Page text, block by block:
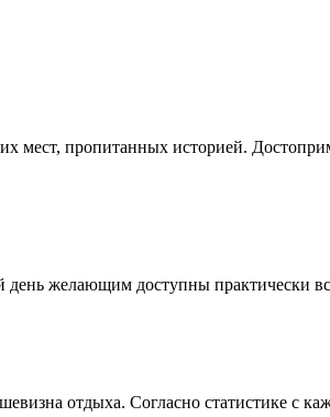
мест, пропитанных историей.
желающим доступны практически
отдыха. Согласно статистике с